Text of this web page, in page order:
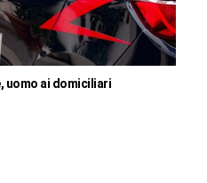
uomo ai domiciliari